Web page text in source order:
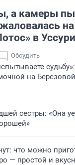
а камеры
в
Обсудить
на
сестры: «Она
что можно
— простой и